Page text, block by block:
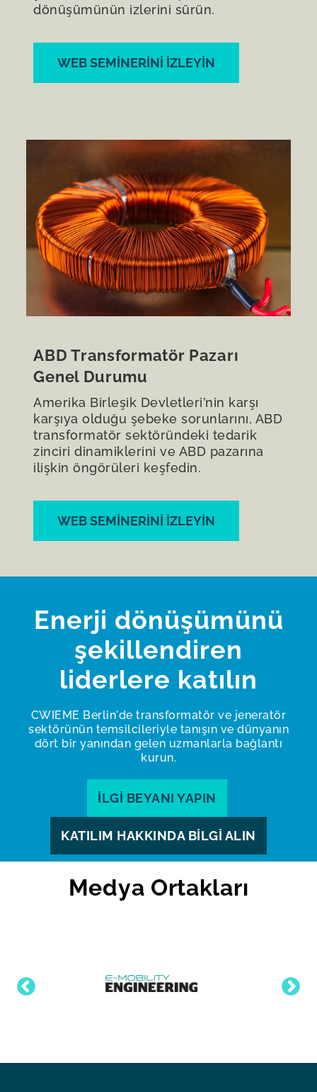
dönüşümünün izlerini sürün.
WEB SEMINERINI IZLEYIN
ABD Transformatör Pazarı
Genel Durumu
Amerika Birleşik Devletleri’nin karşı
karşıya olduğu şebeke sorunlarını, ABD
transformatör sektöründeki tedarik
zinciri dinamiklerini ve ABD pazarına
ilişkin öngörüleri keşfedin.
WEB SEMINERINI IZLEYIN
Enerji dönüşümünü
şekillendiren
liderlere katılın
CWIEME Berlin'de transformatör ve jeneratör
sektörünün temsilcileriyle tanışın ve dünyanın
dört bir yanından gelen uzmanlarla bağlantı
kurun.
İLGI BEYANI YAPIN
KATILIM HAKKINDA BILGI ALIN
Medya Ortakları